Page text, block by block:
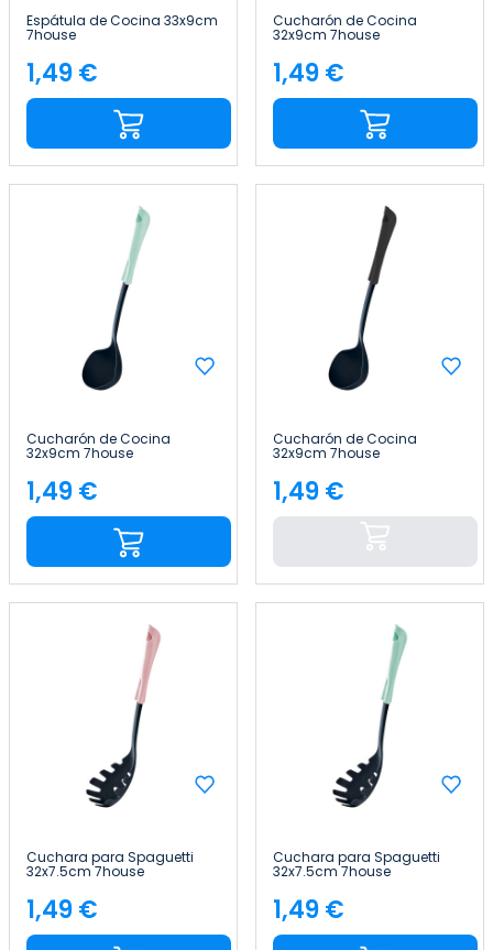
Espátula de Cocina 33x9cm
7house
Precio
1,49 €
Cucharón de Cocina
32x9cm 7house
Precio
1,49 €
Cucharón de Cocina
32x9cm 7house
Precio
1,49 €
Cucharón de Cocina
32x9cm 7house
Precio
1,49 €
Cuchara para Spaguetti
32x7.5cm 7house
Precio
1,49 €
Cuchara para Spaguetti
32x7.5cm 7house
Precio
1,49 €